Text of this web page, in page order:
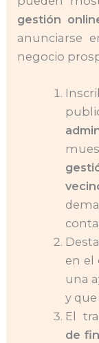
gestión
anunciarse
negocio
en el
una
y
El
de